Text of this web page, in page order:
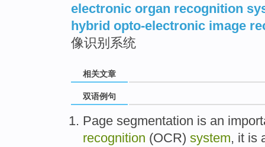
electronic organ recognition
hybrid opto-electronic image
像识别系统
相关文章
双语例句
Page segmentation is an
recognition (OCR) system, it is